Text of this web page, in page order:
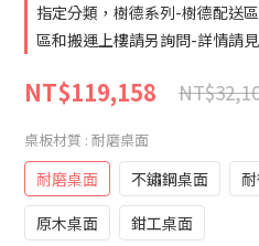
指定分類，樹德系列-樹德配送
區和搬運上樓請另詢問-詳情請
NT$119,158
桌板材質 : 耐磨桌面
耐磨桌面 不鏽鋼桌面
原木桌面
鉗工桌面